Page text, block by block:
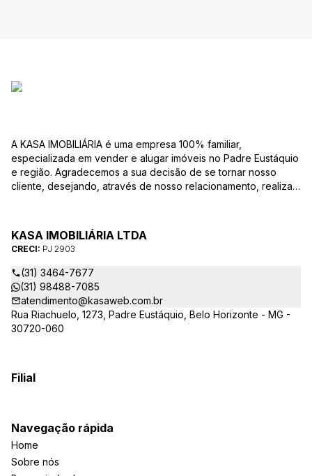
A KASA IMOBILIÁRIA é uma empresa 100% familiar,
especializada em vender e alugar imóveis no Padre Eustáquio
e região. Agradecemos a sua decisão de se tornar nosso
cliente, desejando, através de nosso relacionamento, realizar
uma equipe altamente qualificada e com a experiência de
quem atua há mais de 30 anos na região, desde de 1984,
destacamos alguns diferenciais importantes para o sucesso
dessa parceria.
KASA IMOBILIÁRIA LTDA
CRECI: PJ 2903
(31) 3464-7677
(31) 98488-7085
atendimento@kasaweb.com.br
Rua Riachuelo, 1273, Padre Eustáquio, Belo Horizonte - MG -
30720-060
Filial
Navegação rápida
Home
Sobre nós